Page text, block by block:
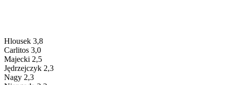
Hlousek 3,8
Carlitos 3,0
Majecki 2,5
Jędrzejczyk 2,3
Nagy 2,3